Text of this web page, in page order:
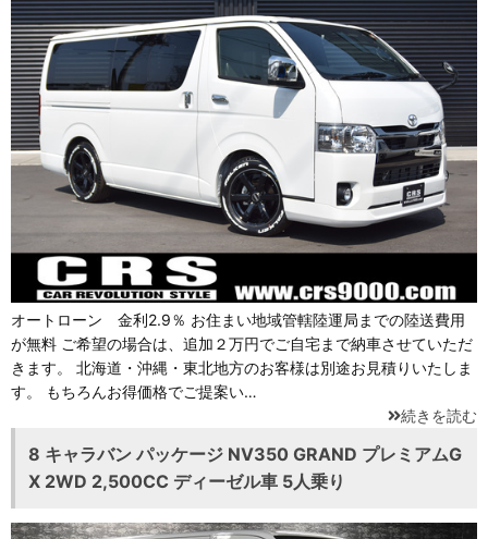
オートローン 金利2.9％ お住まい地域管轄陸運局までの陸送費用
が無料 ご希望の場合は、追加２万円でご自宅まで納車させていただ
きます。 北海道・沖縄・東北地方のお客様は別途お見積りいたしま
す。 もちろんお得価格でご提案い…
続きを読む
8 キャラバン パッケージ NV350 GRAND プレミアムG
X 2WD 2,500CC ディーゼル車 5人乗り